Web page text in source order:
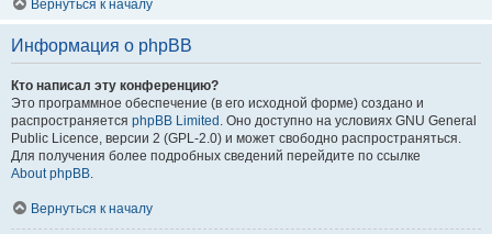
Вернуться к началу
Информация о phpBB
Кто написал эту конференцию?
Это программное обеспечение (в его исходной форме) создано и
распространяется phpBB Limited . Оно доступно на условиях GNU General
Public Licence, версии 2 (GPL-2.0) и может свободно распространяться.
Для получения более подробных сведений перейдите по ссылке
About phpBB.
Вернуться к началу